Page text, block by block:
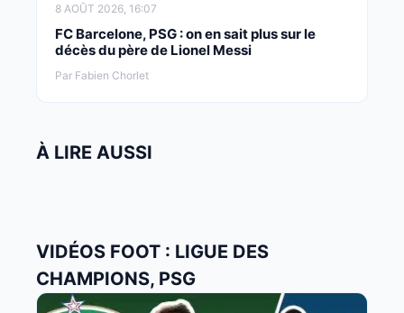
8 AOÛT 2026, 16:07
FC Barcelone, PSG : on en sait plus sur le
décès du père de Lionel Messi
Par Fabien Chorlet
À LIRE AUSSI
VIDÉOS FOOT : LIGUE DES
CHAMPIONS, PSG